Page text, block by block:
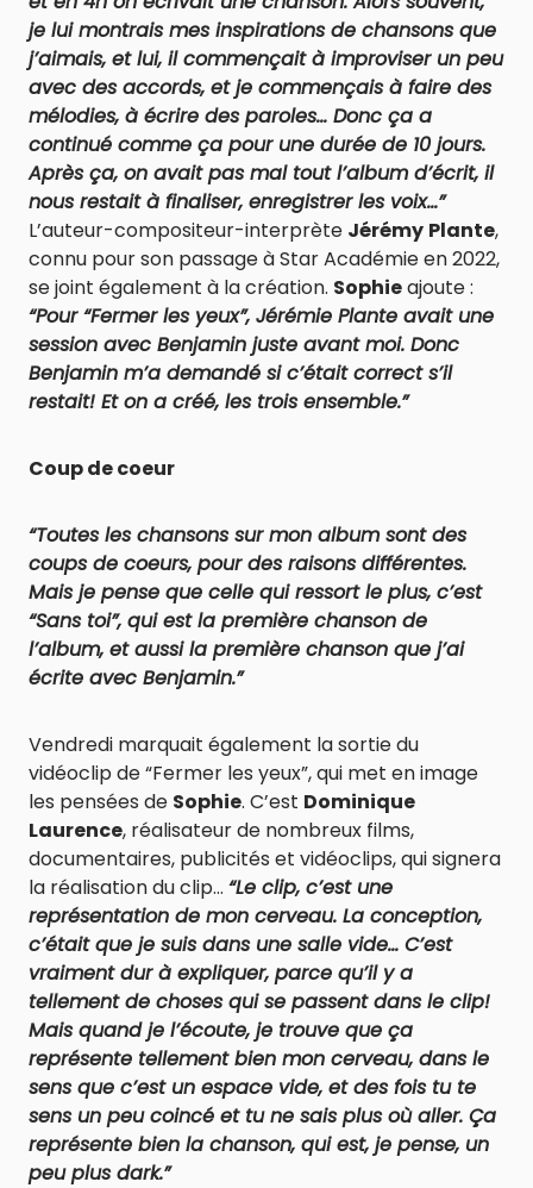
je lui montrais mes inspirations de chansons que
j’aimais, et lui, il commençait à improviser un peu
avec des accords, et je commençais à faire des
mélodies, à écrire des paroles… Donc ça a
continué comme ça pour une durée de 10 jours.
Après ça, on avait pas mal tout l’album d’écrit, il
nous restait à finaliser, enregistrer les voix…”
L’auteur-compositeur-interprète Jérémy Plante,
connu pour son passage à Star Académie en 2022,
se joint également à la création. Sophieajoute :
“Pour “Fermer les yeux”, Jérémie Plante avait une
session avec Benjamin juste avant moi. Donc
Benjamin m’a demandé si c’était correct s’il
restait! Et on a créé, les trois ensemble.”
Coup de coeur
“Toutes les chansons sur mon album sont des
coups de coeurs, pour des raisons différentes.
Mais je pense que celle qui ressort le plus, c’est
“Sans toi”, qui est la première chanson de
l’album, et aussi la première chanson que j’ai
écrite avec Benjamin.”
Vendredi marquait également la sortie du
vidéoclip de “Fermer les yeux”, qui met en image
les pensées de Sophie. C’est Dominique
Laurence, réalisateur de nombreux films,
documentaires, publicités et vidéoclips, qui signera
la réalisation du clip… “Le clip, c’est une
représentation de mon cerveau. La conception,
c’était que je suis dans une salle vide… C’est
vraiment dur à expliquer, parce qu’il y a
tellement de choses qui se passent dans le clip!
Mais quand je l’écoute, je trouve que ça
représente tellement bien mon cerveau, dans le
sens que c’est un espace vide, et des fois tu te
sens un peu coincé et tu ne sais plus où aller. Ça
représente bien la chanson, qui est, je pense, un
peu plus dark.”